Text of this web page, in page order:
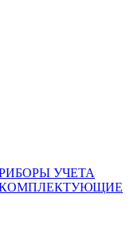
УЧЕТА